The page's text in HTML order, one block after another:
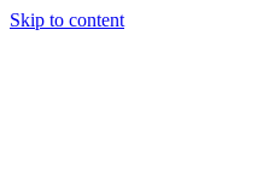
Skip to content